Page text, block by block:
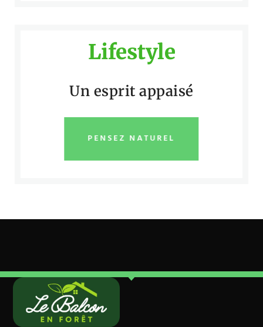
Lifestyle
Un esprit appaisé
PENSEZ NATUREL